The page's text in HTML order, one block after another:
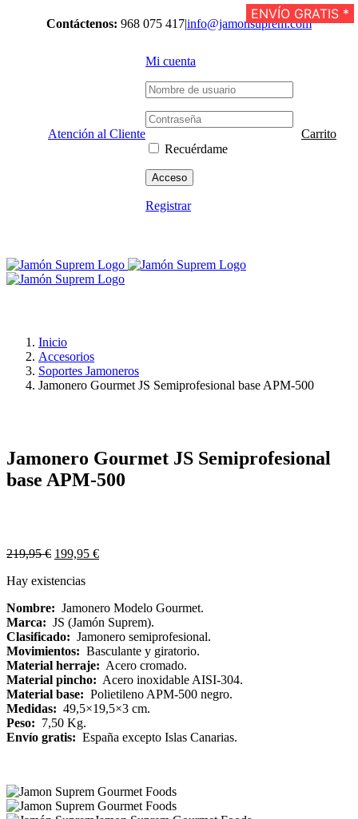
Contáctenos: 968 075 417|info@jamonsuprem.com
Atención al Cliente
Mi cuenta
Recuérdame
Registrar
Carrito
Inicio
Accesorios
Soportes Jamoneros
Jamonero Gourmet JS Semiprofesional base APM-500
ENVÍO GRATIS *
Jamonero Gourmet JS Semiprofesional
base APM-500
219,95€ 199,95 €
Hay existencias
Nombre: Jamonero Modelo Gourmet.
Marca: JS (Jamón Suprem).
Clasificado: Jamonero semiprofesional.
Movimientos: Basculante y giratorio.
Material herraje: Acero cromado.
Material pincho: Acero inoxidable AISI-304.
Material base: Polietileno APM-500 negro.
Medidas: 49,5×19,5×3 cm.
Peso: 7,50 Kg.
Envío gratis: España excepto Islas Canarias.
ENVÍO GRATIS *